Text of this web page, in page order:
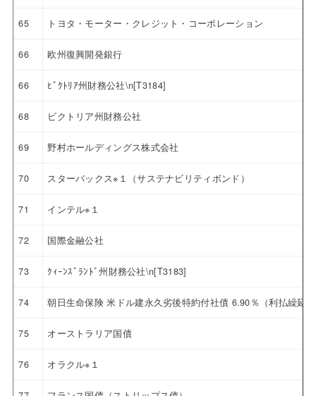
65 トヨタ・モーター・クレジット・コーポレーション
66 欧州復興開発銀行
66 ﾋﾞｸﾄﾘｱ州財務公社\n[T3184]
68 ビクトリア州財務公社
69 野村ホールディングス株式会社
70 スターバックス※１（サステナビリティボンド）
71 インテル※１
72 国際金融公社
73 ｸｨｰﾝｽﾞﾗﾝﾄﾞ州財務公社\n[T3183]
74 朝日生命保険 米ドル建永久劣後特約付社債 6.90％（利払繰延
75 オーストラリア国債
76 オラクル※１